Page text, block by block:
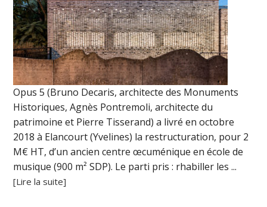
Opus 5 (Bruno Decaris, architecte des Monuments
Historiques, Agnès Pontremoli, architecte du
patrimoine et Pierre Tisserand) a livré en octobre
2018 à Elancourt (Yvelines) la restructuration, pour 2
M€ HT, d’un ancien centre œcuménique en école de
musique (900 m² SDP). Le parti pris : rhabiller les ...
[Lire la suite]